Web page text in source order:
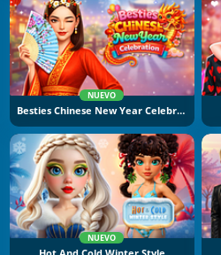
NUEVO
Besties Chinese New Year Celebration
NUEVO